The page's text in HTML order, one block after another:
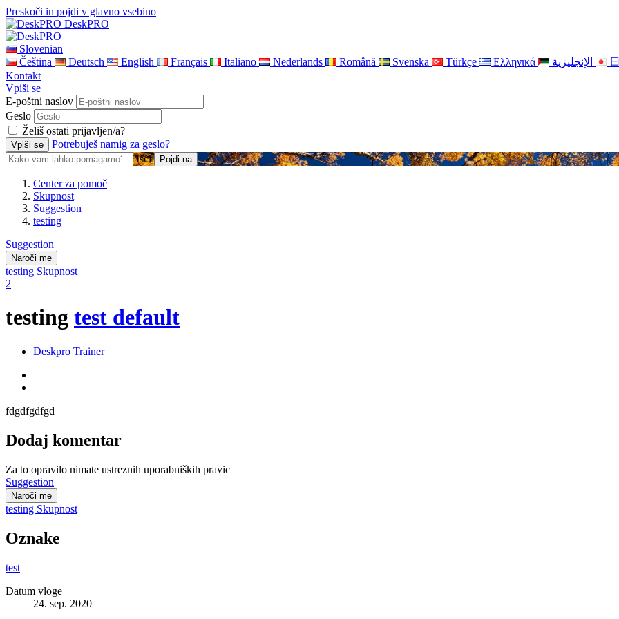
Preskoči in pojdi v glavno vsebino
DeskPRO
Slovenian
Čeština
Deutsch English Français Italiano Nederlands Română Svenska Türkçe Ελληνικά الإنجليزية
Kontakt
Vpiši se
E-poštni naslov
Geslo
Želiš ostati prijavljen/a?
Potrebuješ namig za geslo?
Išči
Center za pomoč
Skupnost
Suggestion
testing
Suggestion
Naroči me
testing Skupnost
2
testing test default
Deskpro Trainer
fdgdfgdfgd
Dodaj komentar
Za to opravilo nimate ustreznih uporabniških pravic
Suggestion
Naroči me
testing Skupnost
Oznake
test
Datum vloge
24. sep. 2020